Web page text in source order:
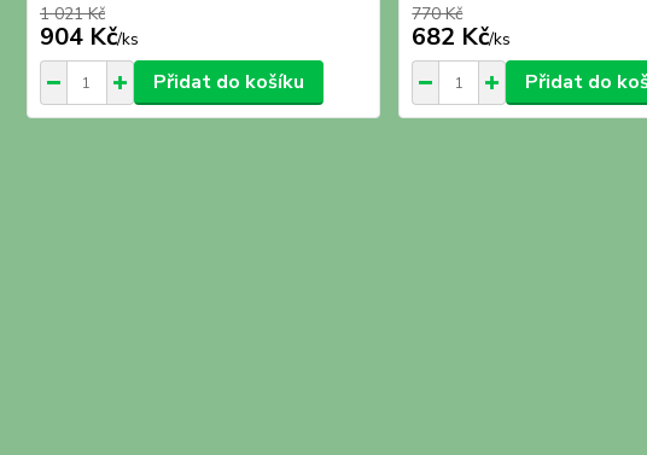
1 021 Kč
904 Kč/ks
Přidat do košíku
770 Kč
682 Kč/ks
Přidat do